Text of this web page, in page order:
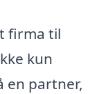
firma til
kun
en partner,